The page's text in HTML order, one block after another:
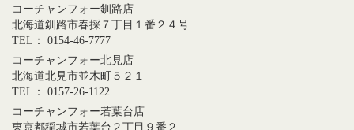
コーチャンフォー釧路店
北海道釧路市春採７丁目１番２４号
TEL： 0154-46-7777
コーチャンフォー北見店
北海道北見市並木町５２１
TEL： 0157-26-1122
コーチャンフォー若葉台店
東京都稲城市若葉台２丁目９番２